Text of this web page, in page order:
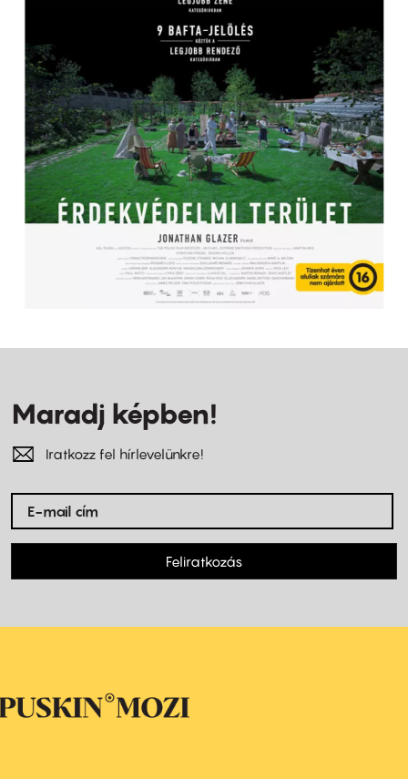
Maradj képben!
Iratkozz fel hírlevelünkre!
Feliratkozás